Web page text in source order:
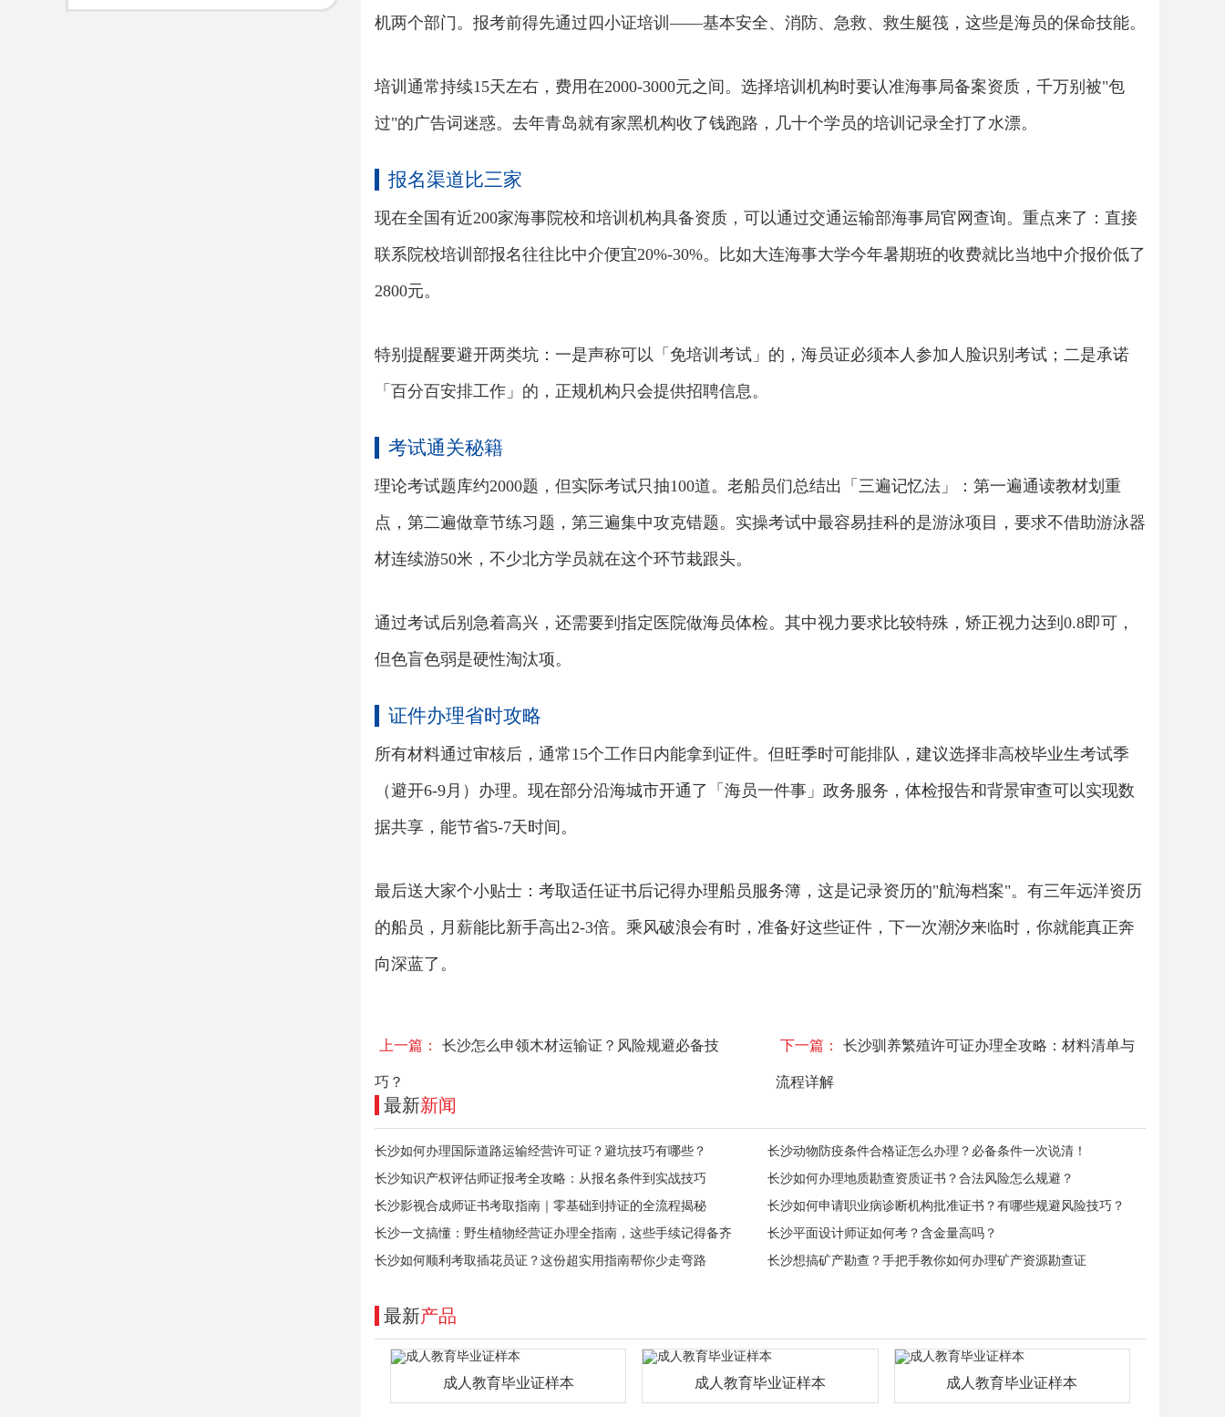
机两个部门。报考前得先通过四小证培训——基本安全、消防、急救、救生艇筏，这些是海员的保命技能。
培训通常持续15天左右，费用在2000-3000元之间。选择培训机构时要认准海事局备案资质，千万别被"包
过"的广告词迷惑。去年青岛就有家黑机构收了钱跑路，几十个学员的培训记录全打了水漂。
报名渠道比三家
现在全国有近200家海事院校和培训机构具备资质，可以通过交通运输部海事局官网查询。重点来了：直接
联系院校培训部报名往往比中介便宜20%-30%。比如大连海事大学今年暑期班的收费就比当地中介报价低了
2800元。
特别提醒要避开两类坑：一是声称可以「免培训考试」的，海员证必须本人参加人脸识别考试；二是承诺
「百分百安排工作」的，正规机构只会提供招聘信息。
考试通关秘籍
理论考试题库约2000题，但实际考试只抽100道。老船员们总结出「三遍记忆法」：第一遍通读教材划重
点，第二遍做章节练习题，第三遍集中攻克错题。实操考试中最容易挂科的是游泳项目，要求不借助游泳器
材连续游50米，不少北方学员就在这个环节栽跟头。
通过考试后别急着高兴，还需要到指定医院做海员体检。其中视力要求比较特殊，矫正视力达到0.8即可，
但色盲色弱是硬性淘汰项。
证件办理省时攻略
所有材料通过审核后，通常15个工作日内能拿到证件。但旺季时可能排队，建议选择非高校毕业生考试季
（避开6-9月）办理。现在部分沿海城市开通了「海员一件事」政务服务，体检报告和背景审查可以实现数
据共享，能节省5-7天时间。
最后送大家个小贴士：考取适任证书后记得办理船员服务簿，这是记录资历的"航海档案"。有三年远洋资历
的船员，月薪能比新手高出2-3倍。乘风破浪会有时，准备好这些证件，下一次潮汐来临时，你就能真正奔
向深蓝了。
上一篇： 长沙怎么申领木材运输证？风险规避必备技
巧？
下一篇： 长沙驯养繁殖许可证办理全攻略：材料清单与
流程详解
最新新闻
长沙如何办理国际道路运输经营许可证？避坑技巧有哪些？
长沙动物防疫条件合格证怎么办理？必备条件一次说清！
长沙知识产权评估师证报考全攻略：从报名条件到实战技巧
长沙如何办理地质勘查资质证书？合法风险怎么规避？
长沙影视合成师证书考取指南｜零基础到持证的全流程揭秘
长沙如何申请职业病诊断机构批准证书？有哪些规避风险技巧？
长沙一文搞懂：野生植物经营证办理全指南，这些手续记得备齐
长沙平面设计师证如何考？含金量高吗？
长沙如何顺利考取插花员证？这份超实用指南帮你少走弯路
长沙想搞矿产勘查？手把手教你如何办理矿产资源勘查证
最新产品
成人教育毕业证样本 成人教育毕业证样本 成人教育毕业证样本